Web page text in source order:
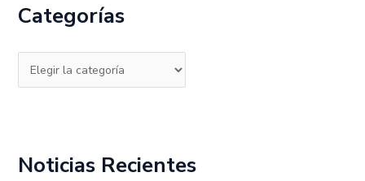
a
p
Categorías
Noticias Recientes